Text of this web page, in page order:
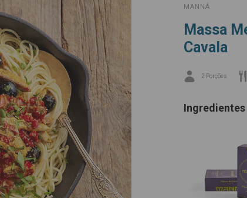
MANNÁ
Massa
Cavala
2 Porções
Ingredientes